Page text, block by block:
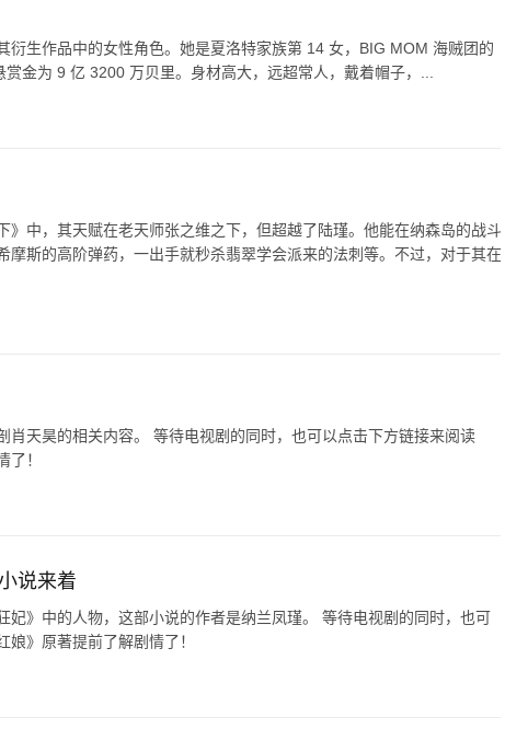
衍生作品中的女性角色。她是夏洛特家族第 14 女，BIG MOM 海贼团的
赏金为 9 亿 3200 万贝里。身材高大，远超常人，戴着帽子，...
》中，其天赋在老天师张之维之下，但超越了陆瑾。他能在纳森岛的战斗
摩斯的高阶弹药，一出手就秒杀翡翠学会派来的法刺等。不过，对于其在
肖天昊的相关内容。 等待电视剧的同时，也可以点击下方链接来阅读
了！
说来着
妃》中的人物，这部小说的作者是纳兰凤瑾。 等待电视剧的同时，也可
娘》原著提前了解剧情了！